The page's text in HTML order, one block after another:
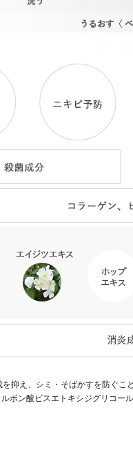
抑え、シミ・そばかすを防ぐ
ボン酸ビスエトキシジグリコール